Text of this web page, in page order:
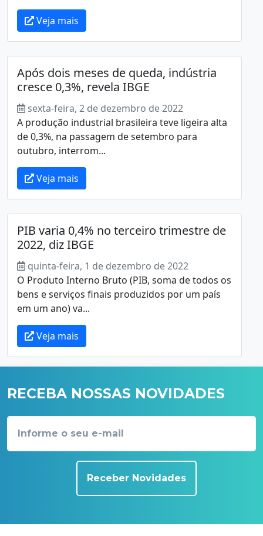
Veja mais
Após dois meses de queda, indústria
cresce 0,3%, revela IBGE
sexta-feira, 2 de dezembro de 2022
A produção industrial brasileira teve ligeira alta
de 0,3%, na passagem de setembro para
outubro, interrom...
Veja mais
PIB varia 0,4% no terceiro trimestre de
2022, diz IBGE
quinta-feira, 1 de dezembro de 2022
O Produto Interno Bruto (PIB, soma de todos os
bens e serviços finais produzidos por um país
em um ano) va...
Veja mais
RECEBA NOSSAS NOVIDADES
Receber Novidades